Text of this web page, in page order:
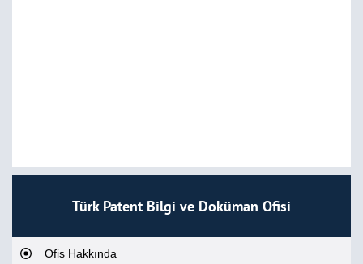
Türk Patent Bilgi ve Doküman Ofisi
Ofis Hakkında